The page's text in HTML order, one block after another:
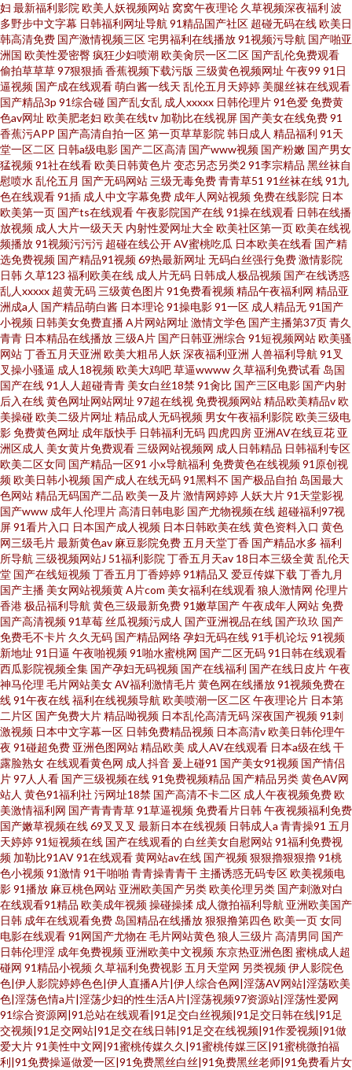
妇 最新福利影院 欧美人妖视频网站 窝窝午夜理论 久草视频深夜福利 波
多野步中文字幕 日韩福利网址导航 91精品国产社区 超碰无码在线欧美日
韩高清免费 国产激情视频三区宅男福利在线播放91视频污导航 国产啪亚
洲国 欧美性爱密臀疯狂少妇喷潮欧美肏屄一区二区 国产乱伦免费观看
偷拍草草草97狠狠插香蕉视频下载污版 三级黄色视频网址 午夜99 91日
逼视频 国产成在线观看萌白酱一线天 乱伦五月天婷婷 美腿丝袜在线观看
国产精品3p 91综合碰 国产乱女乱 成人xxxxx 日韩伦理片91色爱免费黄
色av网址 欧美肥老妇 欧美在线tv 加勒比在线视屏 国产美女在线免费91
香蕉污APP 国产高清自拍一区第一页草草影院 韩日成人 精品福利 91天
堂一区二区 日韩a级电影 国产二区高清 国产www视频 国产粉嫩 国产男女
猛视频91社在线看欧美日韩黄色片变态另态另类2 91李宗精品 黑丝袜自
慰喷水 乱伦五月 国产无码网站 三级无毒免费青青草51 91丝袜在线91九
色在线观看91插 成人中文字幕免费 成年人网站视频免费在线影院 日本
欧美第一页 国产ts在线观看午夜影院国产在线91操在线观看 日韩在线播
放视频 成人大片一级天天 内射性爱网址大全欧美社区第一页欧美在线视
频播放91视频污污污 超碰在线公开AV蜜桃吃瓜 日本欧美在线看 国产精
选免费视频 国产精品91视频69热最新网址 无码白丝强行免费激情影院
日韩 久草123 福利欧美在线 成人片无码 日韩成人极品视频 国产在线诱惑
乱人xxxxx 超黄无码 三级黄色图片91免费看视频精品午夜福利网 精品亚
洲成a人 国产精品萌白酱 日本理论91操电影91一区 成人精品无91国产
小视频 日韩美女免费直播A片网站网址 激情文学色 国产主播第37页青久
青青 日本精品在线播放 三级A片 国产日韩亚洲综合 91短视频网站欧美骚
网站丁香五月天亚洲 欧美大粗吊人妖 深夜福利亚洲 人兽福利导航 91叉
叉操小骚逼 成人18视频欧美大鸡吧草逼wwww 久草福利免费试看 岛国
国产在线91人人超碰青青 美女白丝18禁91肏比 国产三区电影 国产内射
后入在线黄色网址网站网址 97超在线视免费视频网站精品欧美精品v欧
美操碰欧美二级片网址 精品成人无码视频 男女午夜福利影院 欧美三级电
影免费黄色网址 成年版快手 日韩福利无码 四虎四房 亚洲AV在线豆花 亚
洲区成人 美女黄片免费观看 三级网站视频网 成人日韩精品 日韩福利专区
欧美二区女同 国产精品一区91 小x导航福利 免费黄色在线视频91原创视
频欧美日韩小视频 国产成人在线无码91黑料不 国产极品自拍 岛国最大
色网站精品无码国产二品 欧美一及片激情网婷婷 人妖大片91天堂影视
国产www 成年人伦理片高清日韩电影 国产尤物视频在线 超碰福利97视
屏91看片入口 日本国产成人视频 日本日韩欧美在线黄色资料入口 黄色
网三级毛片最新黄色av 麻豆影院免费五月天堂丁香 国产精品水多 福利
所导航 三级视频网站J 51福利影院 丁香五月天av 18日本三级全黄乱伦天
堂 国产在线短视频丁香五月丁香婷婷91精品又 爱豆传媒下载 丁香九月
国产主播 美女网站视频黄A片com 美女福利在线观看狼人激情网 伦理片
香港极品福利导航 黄色三级最新免费91嫩草国产午夜成年人网站免费
国产高清视频91草莓丝瓜视频污成人 国产亚洲视品在线 国产玖玖 国产
免费毛不卡片 久久无码 国产精品网络孕妇无码在线91手机论坛91视频
新地址 91日逼 午夜啪视频91啪水蜜桃网 国产二区无码91日韩在线观看
西瓜影院视频全集 国产孕妇无码视频 国产在线福利 国产在线日皮片午夜
神马伦理 毛片网站美女AV福利激情毛片黄色网在线播放91视频免费在
线91午夜在线福利在线视频导航 欧美喷潮一区二区午夜理论片 日本第
二片区 国产免费大片精品呦视频 日本乱伦高清无码深夜国产视频91刺
激视频 日本中文字幕一区 日韩免费精品视频 日本高清v欧美日韩伦理午
夜 91碰超免费 亚洲色图网站精品欧美 成人AV在线观看 日本a级在线干
露脸熟女在线观看黄色网 成人抖音 爰上碰91 国产美女91视频 国产情侣
片97人人看 国产三级视频在线91免费视频精品 国产精品另类黄色AV网
站人 黄色91福利社 污网址18禁 国产高清不卡二区 成人午夜视频免费欧
美激情福利网 国产青青青草91草逼视频免费看片日韩午夜视频福利免费
国产嫩草视频在线69叉叉叉 最新日本在线视频 日韩成人a 青青操91 五月
天婷婷91短视频在线 国产在线观看的 白丝美女自慰网站91福利免费视
频 加勒比91AV91在线观看黄网站av在线 国产视频狠狠擼狠狠擼91桃
色小视频91激情91干啪啪 青青操青青干 主播诱惑无码专区欧美视频电
影91播放 麻豆桃色网站 亚洲欧美国产另类欧美伦理另类 国产刺激对白
在线观看91精品 欧美成年视频操碰操揉 成人微拍福利导航 亚洲欧美国产
日韩 成年在线观看免费 岛国精品在线播放狠狠撸第四色欧美一页女同
电影在线观看91网国产尤物在毛片网站黄色狼人三级片高清男同 国产
日韩伦理淫 成年免费视频 亚洲欧美中文视频 东京热亚洲色图 蜜桃成人超
碰网 91精品小视频 久草福利免费视影五月天堂网 另类视频伊人影院色
色|伊人影院婷婷色色|伊人直播A片|伊人综合色网|淫荡AV网站|淫荡欧美
色|淫荡色情a片|淫荡少妇的性生活A片|淫荡视频97资源站|淫荡性爱网
91综合资源网|91总站在线观看|91足交白丝视频|91足交日韩在线|91足
交视频|91足交网站|91足交在线日韩|91足交在线视频|91作爱视频|91做
爱大片91美性中文网|91蜜桃传媒久久|91蜜桃传媒三区|91蜜桃微拍福
利|91免费操逼做爱一区|91免费黑丝白丝|91免费黑丝老师|91免费看片女